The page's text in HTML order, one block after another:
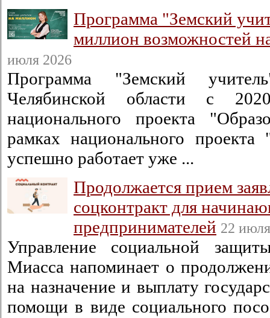
Программа "Земский
миллион возможностей
июля 2026
Программа "Земский
Челябинской области с
национального проекта
рамках национального
успешно работает уже ...
Продолжается прием
соцконтракт для
предпринимателей 22
Управление социальной
Миасса напоминает о
на назначение и выплату
помощи в виде социального